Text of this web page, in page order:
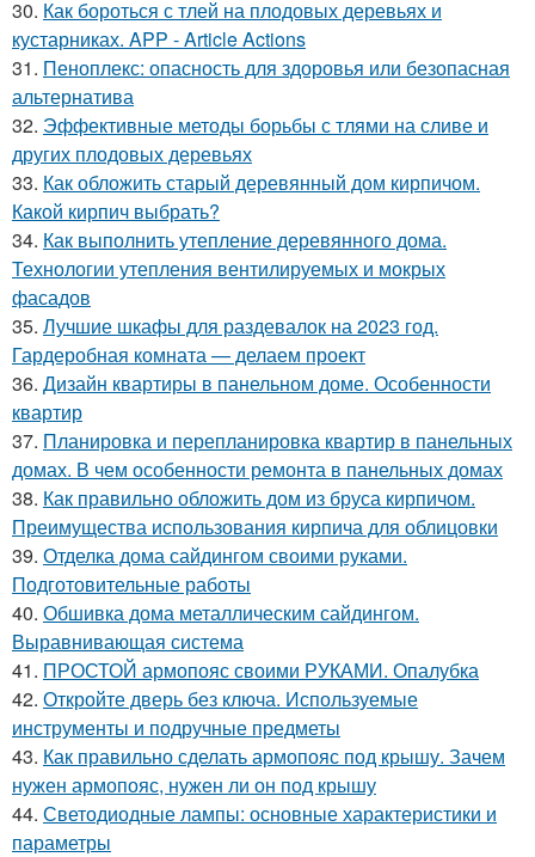
30. Как бороться с тлей на плодовых деревьях и
кустарниках. APP - Article Actions
31. Пеноплекс: опасность для здоровья или безопасная
альтернатива
32. Эффективные методы борьбы с тлями на сливе и
других плодовых деревьях
33. Как обложить старый деревянный дом кирпичом.
Какой кирпич выбрать?
34. Как выполнить утепление деревянного дома.
Технологии утепления вентилируемых и мокрых
фасадов
35. Лучшие шкафы для раздевалок на 2023 год.
Гардеробная комната — делаем проект
36. Дизайн квартиры в панельном доме. Особенности
квартир
37. Планировка и перепланировка квартир в панельных
домах. В чем особенности ремонта в панельных домах
38. Как правильно обложить дом из бруса кирпичом.
Преимущества использования кирпича для облицовки
39. Отделка дома сайдингом своими руками.
Подготовительные работы
40. Обшивка дома металлическим сайдингом.
Выравнивающая система
41. ПРОСТОЙ армопояс своими РУКАМИ. Опалубка
42. Откройте дверь без ключа. Используемые
инструменты и подручные предметы
43. Как правильно сделать армопояс под крышу. Зачем
нужен армопояс, нужен ли он под крышу
44. Светодиодные лампы: основные характеристики и
параметры